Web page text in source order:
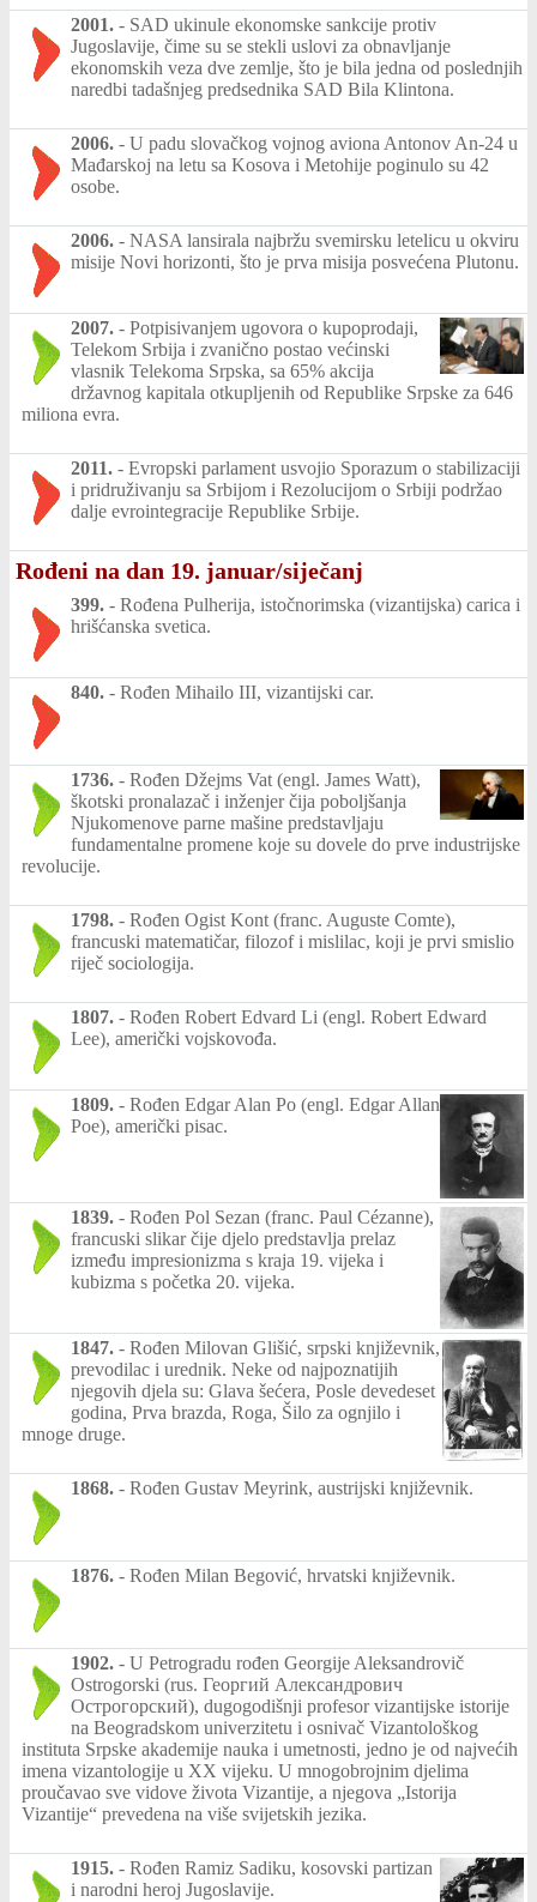
2001. - SAD ukinule ekonomske sankcije protiv
Jugoslavije, čime su se stekli uslovi za obnavljanje
ekonomskih veza dve zemlje, što je bila jedna od poslednjih
naredbi tadašnjeg predsednika SAD Bila Klintona.
2006. - U padu slovačkog vojnog aviona Antonov An-24 u
Mađarskoj na letu sa Kosova i Metohije poginulo su 42
osobe.
2006. - NASA lansirala najbržu svemirsku letelicu u okviru
misije Novi horizonti, što je prva misija posvećena Plutonu.
2007. - Potpisivanjem ugovora o kupoprodaji,
Telekom Srbija i zvanično postao većinski
vlasnik Telekoma Srpska, sa 65% akcija
državnog kapitala otkupljenih od Republike Srpske za 646
miliona evra.
2011. - Evropski parlament usvojio Sporazum o stabilizaciji
i pridruživanju sa Srbijom i Rezolucijom o Srbiji podržao
dalje evrointegracije Republike Srbije.
Rođeni na dan 19. januar/siječanj
399. - Rođena Pulherija, istočnorimska (vizantijska) carica i
hrišćanska svetica.
840. - Rođen Mihailo III, vizantijski car.
1736. - Rođen Džejms Vat (engl. James Watt),
škotski pronalazač i inženjer čija poboljšanja
Njukomenove parne mašine predstavljaju
fundamentalne promene koje su dovele do prve industrijske
revolucije.
1798. - Rođen Ogist Kont (franc. Auguste Comte),
francuski matematičar, filozof i mislilac, koji je prvi smislio
riječ sociologija.
1807. - Rođen Robert Edvard Li (engl. Robert Edward
Lee), američki vojskovođa.
1809. - Rođen Edgar Alan Po (engl. Edgar Allan
Poe), američki pisac.
1839. - Rođen Pol Sezan (franc. Paul Cézanne),
francuski slikar čije djelo predstavlja prelaz
između impresionizma s kraja 19. vijeka i
kubizma s početka 20. vijeka.
1847. - Rođen Milovan Glišić, srpski književnik,
prevodilac i urednik. Neke od najpoznatijih
njegovih djela su: Glava šećera, Posle devedeset
godina, Prva brazda, Roga, Šilo za ognjilo i
mnoge druge.
1868. - Rođen Gustav Meyrink, austrijski književnik.
1876. - Rođen Milan Begović, hrvatski književnik.
1902. - U Petrogradu rođen Georgije Aleksandrovič
Ostrogorski (rus. Георгий Александрович
Острогорский), dugogodišnji profesor vizantijske istorije
na Beogradskom univerzitetu i osnivač Vizantološkog
instituta Srpske akademije nauka i umetnosti, jedno je od najvećih
imena vizantologije u XX vijeku. U mnogobrojnim djelima
proučavao sve vidove života Vizantije, a njegova „Istorija
Vizantije“ prevedena na više svijetskih jezika.
1915. - Rođen Ramiz Sadiku, kosovski partizan
i narodni heroj Jugoslavije.